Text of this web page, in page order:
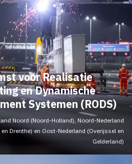
voor Realisatie
en Dynamische
Systemen (RODS)
Noord (Noord-Holland), Noord-Nederland
Drenthe) en Oost-Nederland (Overijssel en
Gelderland)